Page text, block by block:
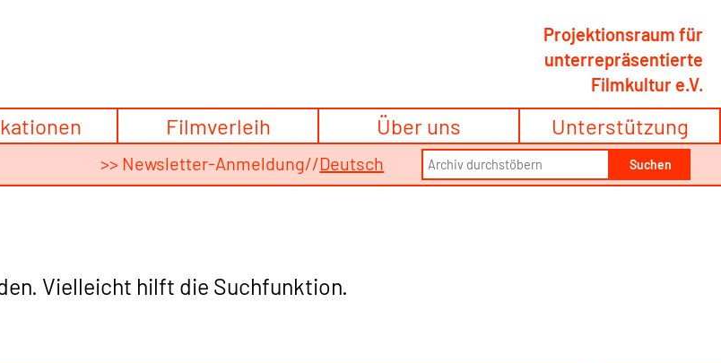
Projektionsraum für
unterrepräsentierte
Filmkultur e.V.
Filmverleih Über uns Unterstützung
>> Newsletter-Anmeldung//Deutsch
Search
for:
Suchen
Vielleicht hilft die Suchfunktion.